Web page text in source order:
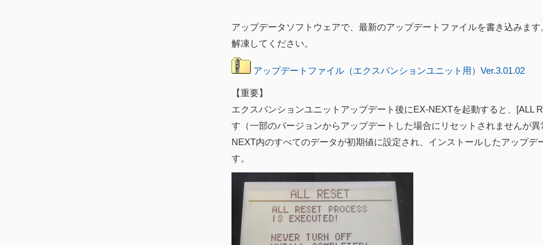
アップデータソフトウェアで、最新のアップデートファイルを書き込みま
解凍してください。
アップデートファイル（エクスパンションユニット用）Ver.3.01.02
【重要】
エクスパンションユニットアップデート後にEX-NEXTを起動すると、[ALL
す（一部のバージョンからアップデートした場合にリセットされませんが
NEXT内のすべてのデータが初期値に設定され、インストールしたアップ
す。